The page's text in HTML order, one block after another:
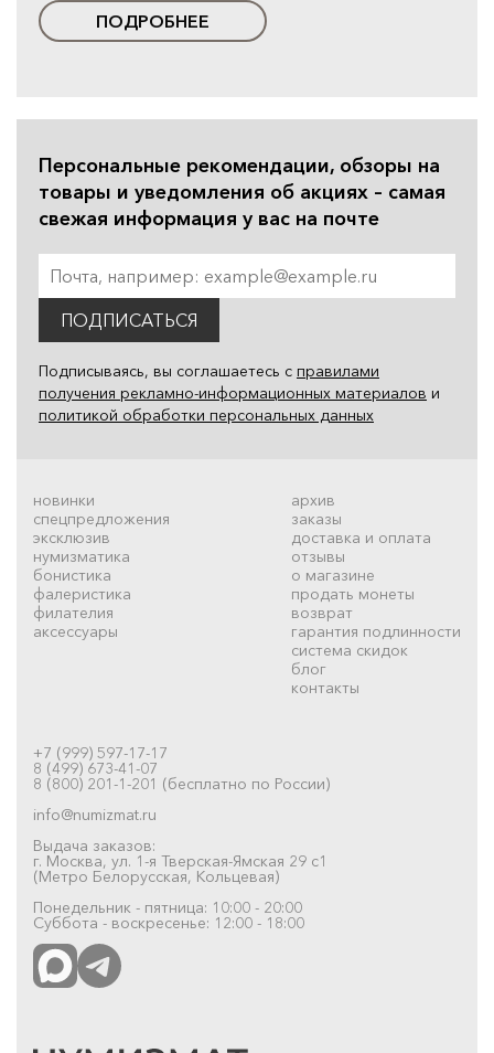
ПОДРОБНЕЕ
Персональные рекомендации, обзоры на
товары и уведомления об акциях – самая
свежая информация у вас на почте
ПОДПИСАТЬСЯ
Подписываясь, вы соглашаетесь с правилами
получения рекламно-информационных материалов и
политикой обработки персональных данных
новинки
спецпредложения
эксклюзив
нумизматика
бонистика
фалеристика
филателия
аксессуары
архив
заказы
доставка и оплата
отзывы
о магазине
продать монеты
возврат
гарантия подлинности
система скидок
блог
контакты
+7 (999) 597-17-17
8 (499) 673-41-07
8 (800) 201-1-201 (бесплатно по России)
info@numizmat.ru
Выдача заказов:
г. Москва, ул. 1-я Тверская-Ямская 29 с1
(Метро Белорусская, Кольцевая)
Понедельник - пятница: 10:00 - 20:00
Суббота - воскресенье: 12:00 - 18:00